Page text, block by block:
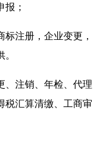
；
注册，企业变更，
、注销、年检、代理
税汇算清缴、工商审